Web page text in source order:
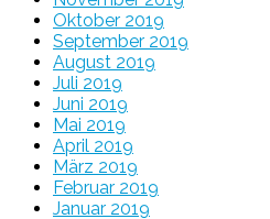
Oktober 2019
September 2019
August 2019
Juli 2019
Juni 2019
Mai 2019
April 2019
März 2019
Februar 2019
Januar 2019